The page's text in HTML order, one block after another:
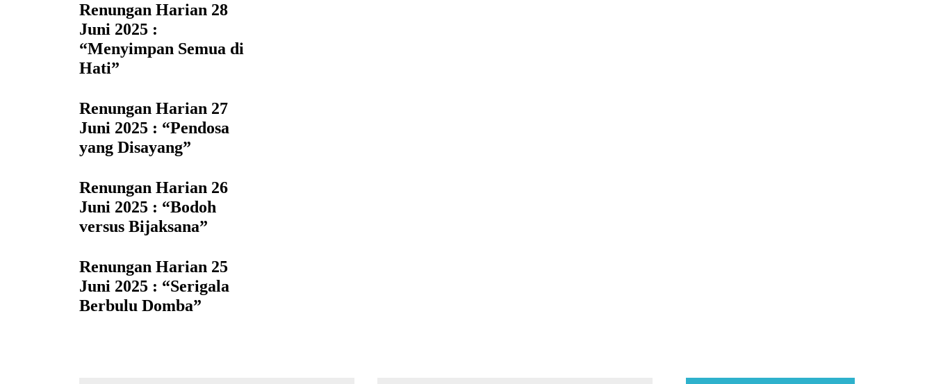
Renungan Harian 28
Juni 2025 :
“Menyimpan Semua di
Hati”
Renungan Harian 27
Juni 2025 : “Pendosa
yang Disayang”
Renungan Harian 26
Juni 2025 : “Bodoh
versus Bijaksana”
Renungan Harian 25
Juni 2025 : “Serigala
Berbulu Domba”